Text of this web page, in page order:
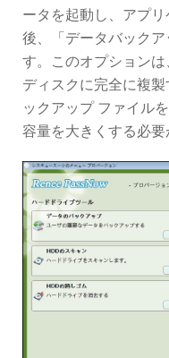
ータを起動し、アプ
後、「データバック
す。このオプション
ディスクに完全に複
ックアップ ファイル
容量を大きくする必要